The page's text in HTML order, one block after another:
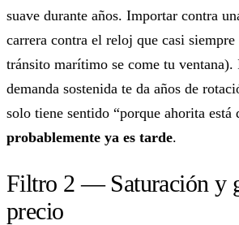
suave durante años. Importar contra
carrera contra el reloj que casi
tránsito marítimo se come tu
demanda sostenida te da años de
solo tiene sentido “porque ahorita está
probablemente ya es tarde.
Filtro 2 — Saturación y
precio